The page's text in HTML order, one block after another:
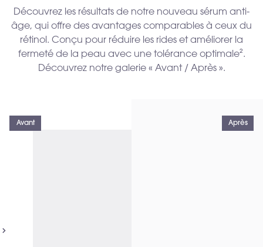
Découvrez les résultats de notre nouveau sérum anti-
âge, qui offre des avantages comparables à ceux du
rétinol. Conçu pour réduire les rides et améliorer la
fermeté de la peau avec une tolérance optimale².
Découvrez notre galerie « Avant / Après ».
Avant Après